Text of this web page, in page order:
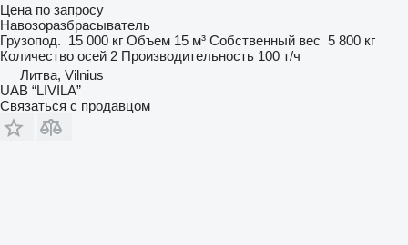
Цена по запросу
Навозоразбрасыватель
Грузопод. 15 000 кг Объем 15 м³ Собственный вес 5 800 кг
Количество осей 2 Производительность 100 т/ч
Литва, Vilnius
UAB “LIVILA”
Связаться с продавцом